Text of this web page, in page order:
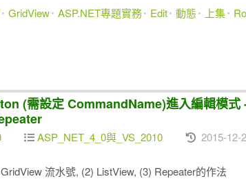
GridView ASP.NET專題實務 Edit 動態 上集
(需設定 CommandName)進入編輯模
ASP_NET_4_0與_VS_2010 2015-12-
流水號, (2) ListView, (3) Repeater的作法